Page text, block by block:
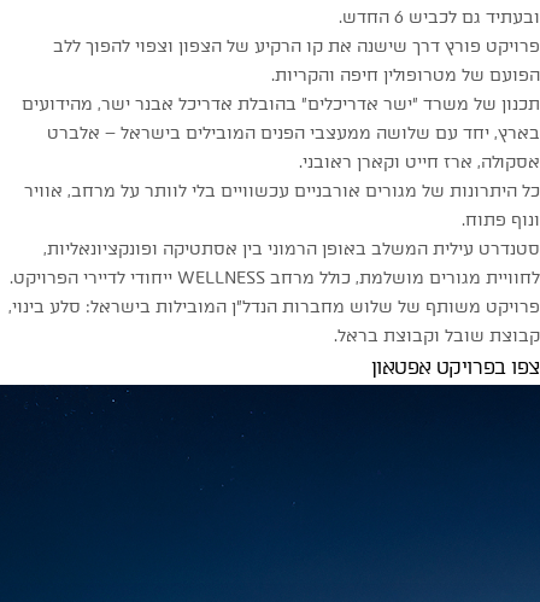
ובעתיד גם לכביש 6 החדש.
פרויקט פורץ דרך שישנה את קו הרקיע של הצפון וצפוי להפוך ללב
הפועם של מטרופולין חיפה והקריות.
תכנון של משרד ״ישר אדריכלים״ בהובלת אדריכל אבנר ישר, מהידועים
בארץ, יחד עם שלושה ממעצבי הפנים המובילים בישראל – אלברט
אסקולה, ארז חייט וקארן ראובני.
כל היתרונות של מגורים אורבניים עכשוויים בלי לוותר על מרחב, אוויר
ונוף פתוח.
סטנדרט עילית המשלב באופן הרמוני בין אסתטיקה ופונקציונאליות,
לחוויית מגורים מושלמת, כולל מרחב WELLNESS ייחודי לדיירי הפרויקט.
פרויקט משותף של שלוש מחברות הנדל״ן המובילות בישראל: סלע בינוי,
קבוצת שובל וקבוצת בראל.
צפו בפרויקט אפטאון